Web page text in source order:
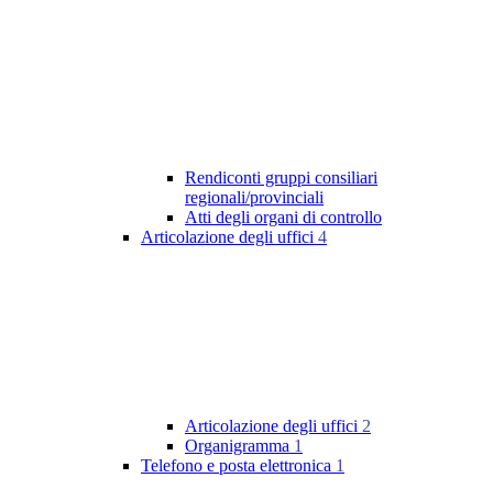
Rendiconti gruppi consiliari
regionali/provinciali
Atti degli organi di controllo
Articolazione degli uffici 4
Articolazione degli uffici 2
Organigramma 1
Telefono e posta elettronica 1